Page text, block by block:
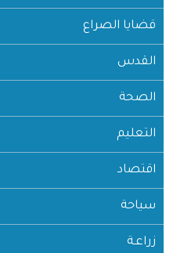
قضايا الصراع
القدس
الصحة
التعليم
اقتصاد
سياحة
زراعـة